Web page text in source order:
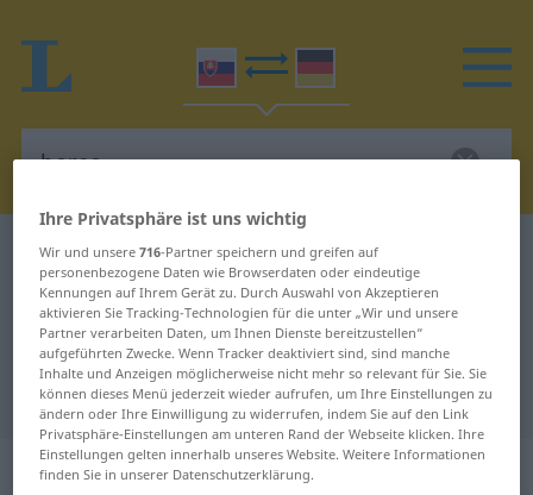
Slowakisch-Deutsch Wörterbuch borec
Slowakisch-Deutsch Übersetzung
für "borec"
"borec" Deutsch Übersetzung
„borec“: maskulin
Ihre Privatsphäre ist uns wichtig
Wir und unsere716-Partner speichern und greifen auf
personenbezogene Daten wie Browserdaten oder eindeutige
Kennungen auf Ihrem Gerät zu. Durch Auswahl von Akzeptieren
aktivieren Sie Tracking-Technologien für die unter „Wir und unsere
Partner verarbeiten Daten, um Ihnen Dienste bereitzustellen“
aufgeführten Zwecke. Wenn Tracker deaktiviert sind, sind manche
Inhalte und Anzeigen möglicherweise nicht mehr so relevant für Sie. Sie
können dieses Menü jederzeit wieder aufrufen, um Ihre Einstellungen zu
ändern oder Ihre Einwilligung zu widerrufen, indem Sie auf den Link
Privatsphäre-Einstellungen am unteren Rand der Webseite klicken. Ihre
Einstellungen gelten innerhalb unseres Website. Weitere Informationen
finden Sie in unserer Datenschutzerklärung.